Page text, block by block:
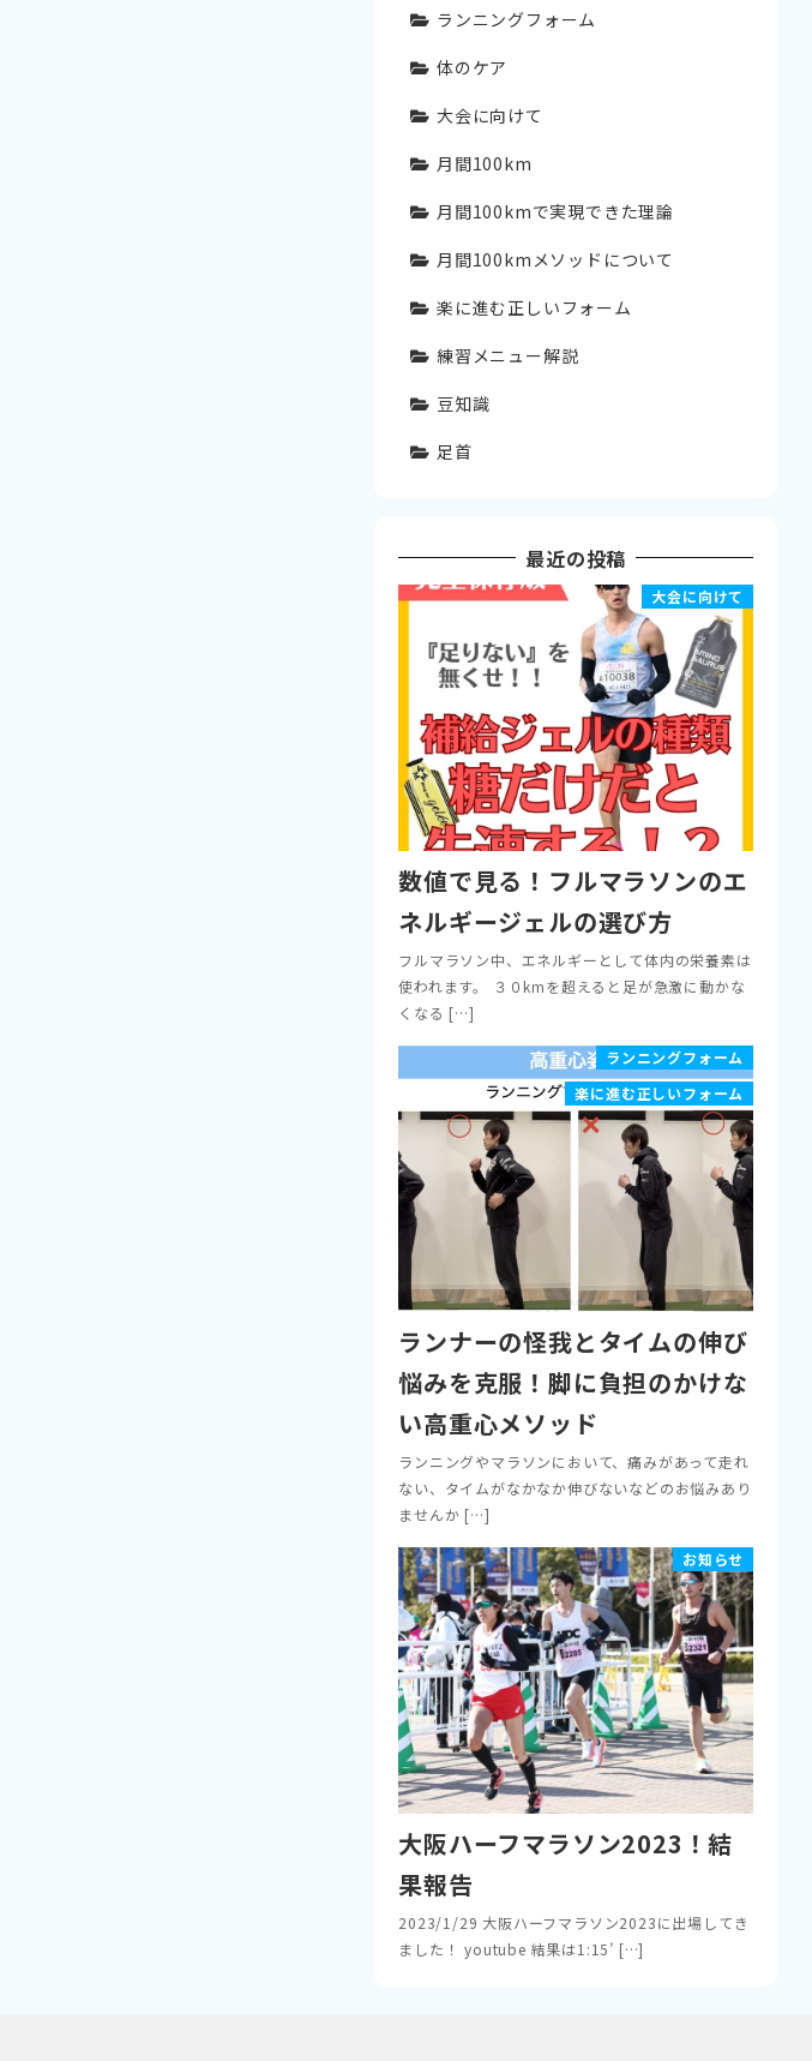
ランニングフォーム
体のケア
大会に向けて
月間100km
月間100kmで実現できた理論
月間100kmメソッドについて
楽に進む正しいフォーム
練習メニュー解説
豆知識
足首
最近の投稿
大会に向けて
数値で見る！フルマラソンのエ
ネルギージェルの選び方
フルマラソン中、エネルギーとして体内の栄養素は
使われます。 ３０kmを超えると足が急激に動かな
くなる […]
ランニングフォーム
楽に進む正しいフォーム
ランナーの怪我とタイムの伸び
悩みを克服！脚に負担のかけな
い高重心メソッド
ランニングやマラソンにおいて、痛みがあって走れ
ない、タイムがなかなか伸びないなどのお悩みあり
ませんか […]
お知らせ
大阪ハーフマラソン2023！結
果報告
2023/1/29 大阪ハーフマラソン2023に出場してき
ました！ youtube 結果は1:15’ […]